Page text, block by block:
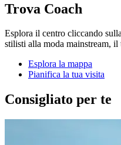
Trova Coach
Esplora il centro cliccando
stilisti alla moda mainstream,
Esplora la mappa
Pianifica la tua visita
Consigliato per te